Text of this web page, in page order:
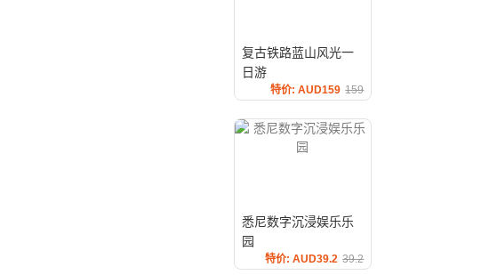
复古铁路蓝山风光一
日游
特价: AUD159 159
悉尼数字沉浸娱乐乐
园
特价: AUD39.2 39.2